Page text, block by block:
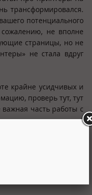
трансформировался.
потенциального
сожалению, не вполне
страницы, но не
не стала вдруг
крайне усидчивых и
проверь тут, тут
часть работы с
разумным, чтобы